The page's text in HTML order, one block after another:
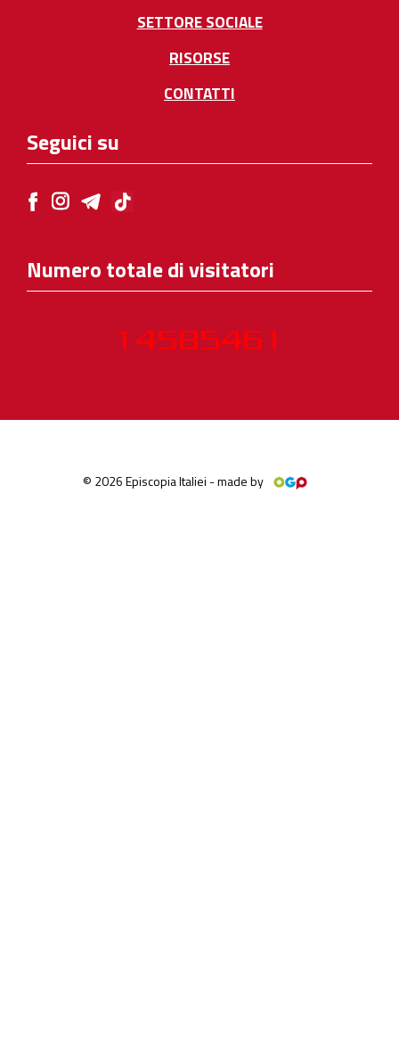
SETTORE SOCIALE
RISORSE
CONTATTI
Seguici su
Numero totale di visitatori
© 2026 Episcopia Italiei - made by